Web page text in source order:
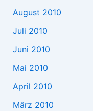
August 2010
Juli 2010
Juni 2010
Mai 2010
April 2010
März 2010